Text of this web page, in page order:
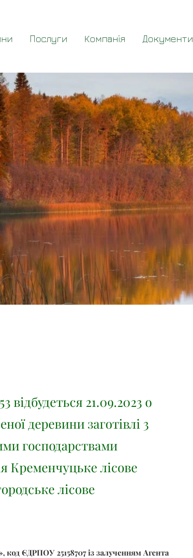
Послуги Компанія Документи
відбудеться 21.09.2023 о
деревини заготівлі 3
господарствами
Кременчуцьке лісове
лісове
код ЄДРПОУ 25158707 із залученням Агента